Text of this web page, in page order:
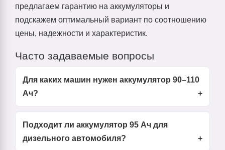
предлагаем гарантию на аккумуляторы и
подскажем оптимальный вариант по соотношению
цены, надежности и характеристик.
Часто задаваемые вопросы
Для каких машин нужен аккумулятор 90–110
Ач?
Подходит ли аккумулятор 95 Ач для
дизельного автомобиля?